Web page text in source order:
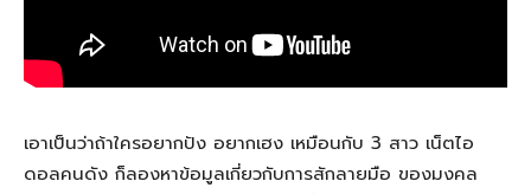
เอาเป็นว่าถ้าใครอยากปัง อยากเฮง เหมือนกับ 3 สาว เน็ตไอ
ดอลคนดัง ก็ลองหาข้อมูลเกี่ยวกับการสักลายมือ ของมงคล